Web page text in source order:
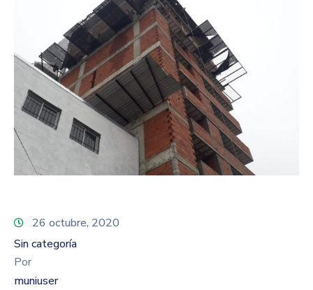
26 octubre, 2020
Sin categoría
Por
muniuser